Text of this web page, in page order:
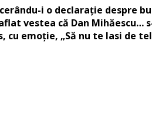
i o declarație
vestea că Dan
cu emoție, „Să nu te lasi de